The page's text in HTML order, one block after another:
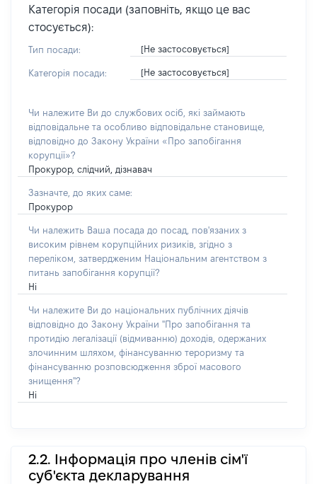
Категорія посади (заповніть, якщо це вас
стосується):
Тип посади: [Не застосовується]
Категорія посади: [Не застосовується]
Чи належите Ви до службових осіб, які займають
відповідальне та особливо відповідальне становище,
відповідно до Закону України «Про запобігання
корупції»?
Прокурор, слідчий, дізнавач
Зазначте, до яких саме:
Прокурор
Чи належить Ваша посада до посад, пов'язаних з
високим рівнем корупційних ризиків, згідно з
переліком, затвердженим Національним агентством з
питань запобігання корупції?
Ні
Чи належите Ви до національних публічних діячів
відповідно до Закону України "Про запобігання та
протидію легалізації (відмиванню) доходів, одержаних
злочинним шляхом, фінансуванню тероризму та
фінансуванню розповсюдження зброї масового
знищення"?
Ні
2.2. Інформація про членів сім'ї
суб'єкта декларування